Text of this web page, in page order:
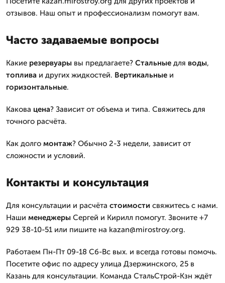
отзывов. Наш опыт и профессионализм помогут вам.
Часто задаваемые вопросы
Какие резервуары вы предлагаете? Стальные для воды,
топлива и других жидкостей. Вертикальные и
горизонтальные.
Какова цена? Зависит от объема и типа. Свяжитесь для
точного расчёта.
Как долго монтаж? Обычно 2-3 недели, зависит от
сложности и условий.
Контакты и консультация
Для консультации и расчёта стоимости свяжитесь с нами.
Наши менеджеры Сергей и Кирилл помогут. Звоните +7
929 38-10-51 или пишите на kazan@mirostroy.org.
Работаем Пн-Пт 09-18 Сб-Вс вых. и всегда готовы помочь.
Посетите офис по адресу улица Дзержинского, 25 в
Казань для консультации. Команда СтальСтрой-Кзн ждёт